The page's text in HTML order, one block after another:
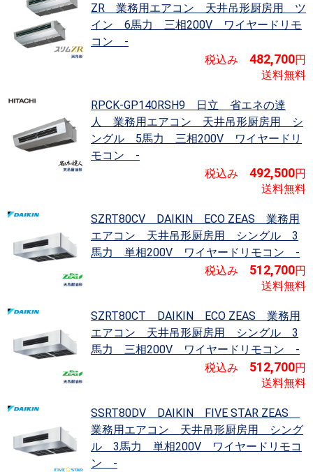
ZR 業務用エアコン 天井吊形厨房用 ツ
イン 6馬力 三相200V ワイヤードリモ
コン -
税込み 482,700円
送料無料
RPCK-GP140RSH9 日立 省エネの達
人 業務用エアコン 天井吊形厨房用 シ
ングル 5馬力 三相200V ワイヤードリ
モコン -
税込み 492,500円
送料無料
SZRT80CV DAIKIN ECO ZEAS 業務用
エアコン 天井吊形厨房用 シングル 3
馬力 単相200V ワイヤードリモコン -
税込み 512,700円
送料無料
SZRT80CT DAIKIN ECO ZEAS 業務用
エアコン 天井吊形厨房用 シングル 3
馬力 三相200V ワイヤードリモコン -
税込み 512,700円
送料無料
SSRT80DV DAIKIN FIVE STAR ZEAS
業務用エアコン 天井吊形厨房用 シング
ル 3馬力 単相200V ワイヤードリモコ
ン -